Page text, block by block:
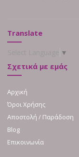
Translate
▼
Σχετικά με εμάς
Αρχική
Όροι Χρήσης
Αποστολή / Παράδοση
Blog
Επικοινωνία